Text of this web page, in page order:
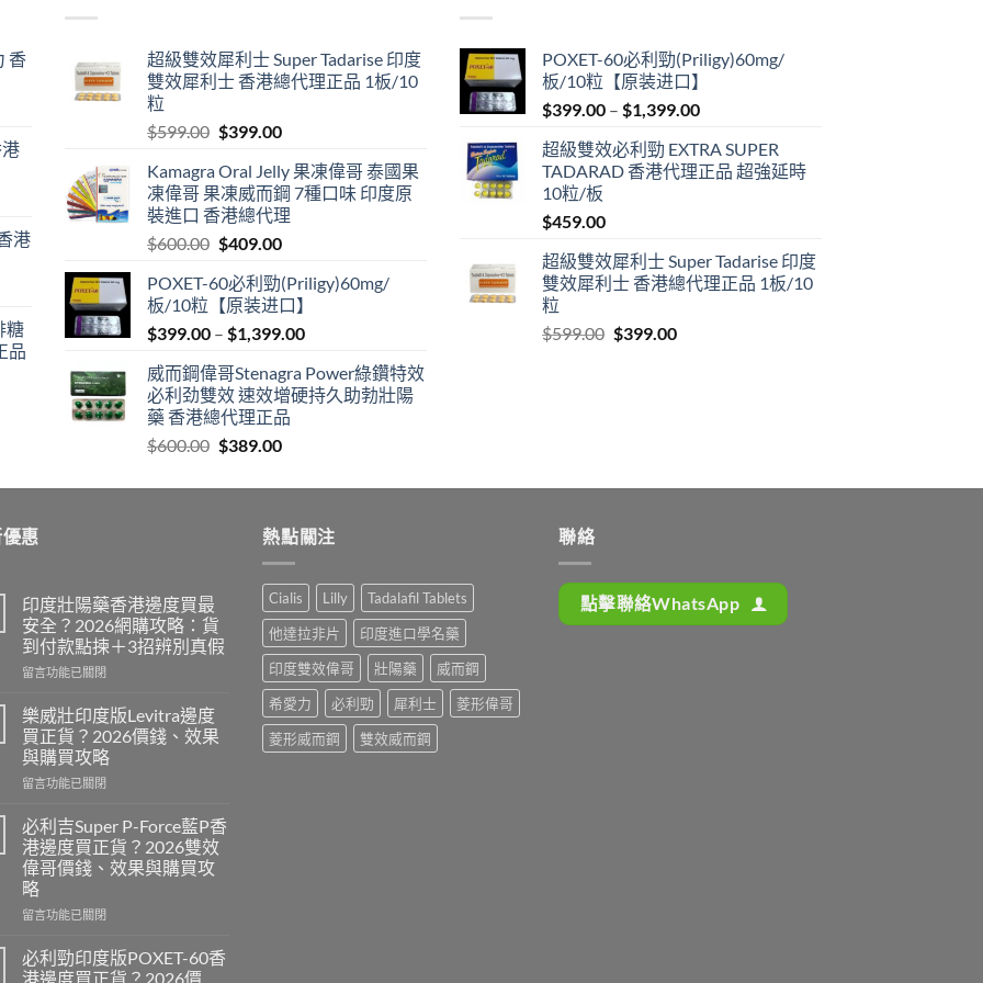
香
港
糖
品
超級雙效犀利士 Super Tadarise 印度
雙效犀利士 香港總代理正品 1板/10
粒
$599.00 Original
was:
$599.00.
$399.00Current
is:
$399.00.
Kamagra Oral Jelly 果凍偉哥 泰國果
凍偉哥 果凍威而鋼 7種口味 印度原
裝進口 香港總代理
$600.00 Original
was:
$600.00.
$409.00Current
is:
$409.00.
POXET-60必利勁(Priligy)60mg/
板/10粒【原装进口】
$399.00 – $1,399.00Price
$399.00
through
威而鋼偉哥Stenagra Power綠鑽特效
必利劲雙效 速效增硬持久助勃壯陽
藥 香港總代理正品
$600.00 Original
was:
$389.00Current
is:
POXET-60必利勁(Priligy)60mg/
板/10粒【原装进口】
$399.00 – $1,399.00Price
$399.00
through
超級雙效必利勁 EXTRA SUPER
TADARAD 香港代理正品 超強延時
10粒/板
$459.00
超級雙效犀利士 Super Tadarise 印度
雙效犀利士 香港總代理正品 1板/10
粒
$599.00 Original
$399.00Current
惠
印度壯陽藥香港邊度買最
安全？2026網購攻略：貨
到付款點揀＋3招辨別真假
在
度
壯
陽
藥
香
邊
度
買
最
安
全？
網
購
留言功能已關閉
樂威壯印度版Levitra邊度
買正貨？2026價錢、效果
與購買攻略
在
威
壯
印
度
版
Levitra
度
買
留言功能已關閉
必利吉Super P-Force藍P香
港邊度買正貨？2026雙效
偉哥價錢、效果與購買攻
略
在
利
吉
留言功能已關閉
必利勁印度版POXET-60香
港邊度買正貨？2026價
熱點關注
Cialis Lilly
Tadalafil Tablets
他達拉非片
印度進口學名藥
印度雙效偉哥
壯陽藥
威而鋼
希愛力
必利勁 犀利士
菱形偉哥
菱形威而鋼
雙效威而鋼
聯絡
點擊聯絡WhatsApp